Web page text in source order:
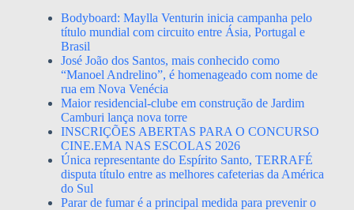
Bodyboard: Maylla Venturin inicia campanha pelo
título mundial com circuito entre Ásia, Portugal e
Brasil
José João dos Santos, mais conhecido como
“Manoel Andrelino”, é homenageado com nome de
rua em Nova Venécia
Maior residencial-clube em construção de Jardim
Camburi lança nova torre
INSCRIÇÕES ABERTAS PARA O CONCURSO
CINE.EMA NAS ESCOLAS 2026
Única representante do Espírito Santo, TERRAFÉ
disputa título entre as melhores cafeterias da América
do Sul
Parar de fumar é a principal medida para prevenir o